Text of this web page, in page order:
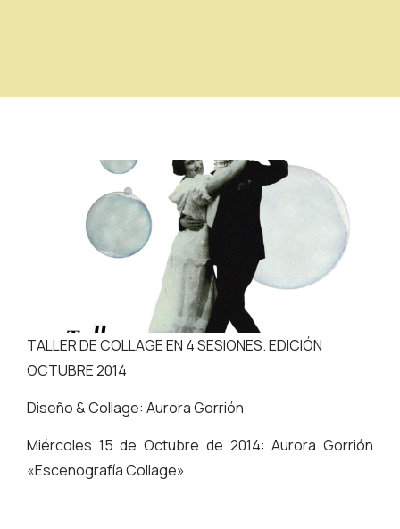
TALLER DE COLLAGE EN 4 SESIONES. EDICIÓN
OCTUBRE 2014
Diseño & Collage: Aurora Gorrión
Miércoles 15 de Octubre de 2014: Aurora Gorrión
«Escenografía Collage»